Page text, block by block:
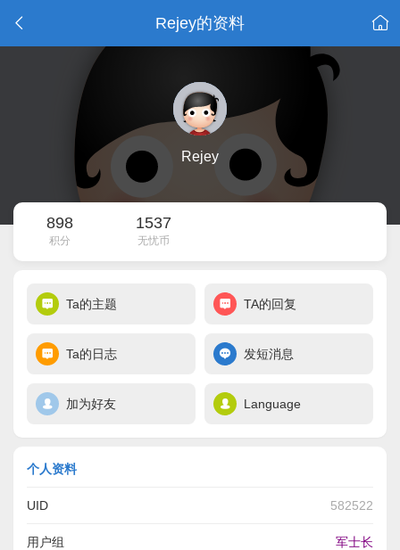
Rejey的资料
Rejey
898
积分
1537
无忧币
Ta的主题 TA的回复
Ta的日志 发短消息
加为好友 Language
个人资料
UID 582522
用户组 军士长